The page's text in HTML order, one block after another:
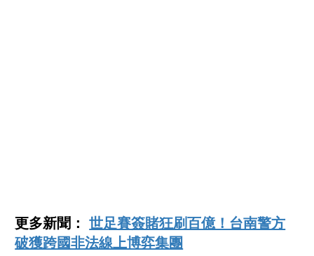
更多新聞：世足賽簽賭狂刷百億！台南警方
破獲跨國非法線上博弈集團